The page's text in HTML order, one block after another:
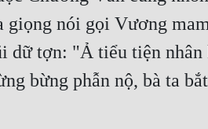
nói gọi Vương
dữ tợn: "Ả tiểu tiện
bừng phẫn nộ, bà ta